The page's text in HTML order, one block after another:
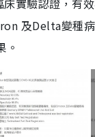
實驗認證，有
及Delta變種
。